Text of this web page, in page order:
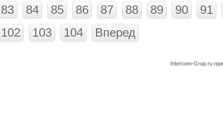
83
84 85 86 87 88 89 90
91
102
103 104 Вперед
Intercom-Grup.ru